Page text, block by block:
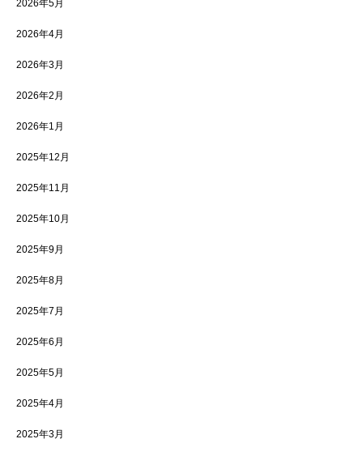
2026年5月
2026年4月
2026年3月
2026年2月
2026年1月
2025年12月
2025年11月
2025年10月
2025年9月
2025年8月
2025年7月
2025年6月
2025年5月
2025年4月
2025年3月